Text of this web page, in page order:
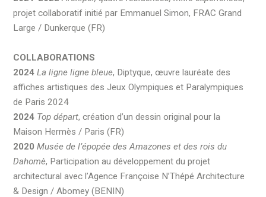
projet collaboratif initié par Emmanuel Simon, FRAC Grand
Large / Dunkerque (FR)
COLLABORATIONS
2024 La ligne ligne bleue, Diptyque, œuvre lauréate des
affiches artistiques des Jeux Olympiques et Paralympiques
de Paris 2024
2024 Top départ, création d’un dessin original pour la
Maison Hermès / Paris (FR)
2020 Musée de l’épopée des Amazones et des rois du
Dahomè, Participation au développement du projet
architectural avec l’Agence Françoise N’Thépé Architecture
& Design / Abomey (BENIN)